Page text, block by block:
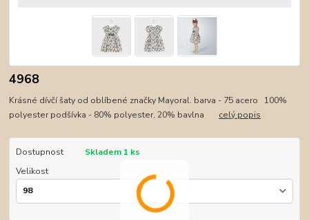
4968
Krásné dívčí šaty od oblíbené značky Mayoral. barva - 75 acero 100%
polyester podšívka - 80% polyester, 20% bavlna celý popis
Dostupnost
Skladem 1 ks
Velikost